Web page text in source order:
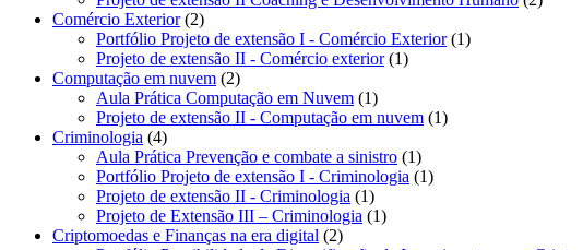
Comércio Exterior 22
produtos
Portfólio Projeto de extensão I - Comércio Exterior 11
Projeto de extensão II - Comércio exterior 11
Computação em nuvem 22
produtos
Aula Prática Computação em Nuvem 11
produto
Projeto de extensão II - Computação em nuvem 11
Criminologia 44
produtos
Aula Prática Prevenção e combate a sinistro 11
produto
Portfólio Projeto de extensão I - Criminologia 11
Projeto de extensão II - Criminologia 11
produto
Projeto de Extensão III – Criminologia 11
Criptomoedas e Finanças na era digital 22